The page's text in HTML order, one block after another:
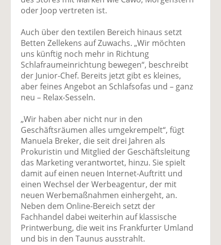
oder Joop vertreten ist.
Auch über den textilen Bereich hinaus setzt
Betten Zellekens auf Zuwachs. „Wir möchten
uns künftig noch mehr in Richtung
Schlafraumeinrichtung bewegen“, beschreibt
der Junior-Chef. Bereits jetzt gibt es kleines,
aber feines Angebot an Schlafsofas und – ganz
neu – Relax-Sesseln.
„Wir haben aber nicht nur in den
Geschäftsräumen alles umgekrempelt“, fügt
Manuela Breker, die seit drei Jahren als
Prokuristin und Mitglied der Geschäftsleitung
das Marketing verantwortet, hinzu. Sie spielt
damit auf einen neuen Internet-Auftritt und
einen Wechsel der Werbeagentur, der mit
neuen Werbemaßnahmen einhergeht, an.
Neben dem Online-Bereich setzt der
Fachhandel dabei weiterhin auf klassische
Printwerbung, die weit ins Frankfurter Umland
und bis in den Taunus ausstrahlt.